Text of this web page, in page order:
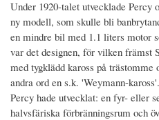
Under 1920-talet utvecklade
ny modell, som skulle bli
en mindre bil med 1.1 liters motor
var det designen, för vilken främst
med tygklädd kaross på trästomme
andra ord en s.k. 'Weymann-
Percy hade utvecklat: en fyr- eller
halvsfäriska förbränningsrum och